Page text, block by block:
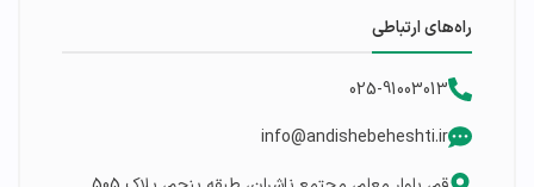
راه‌های ارتباطی
025-91003013
info@andishebeheshti.ir